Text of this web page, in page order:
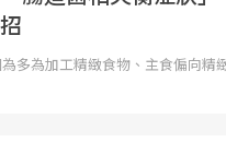
多為加工精緻食物、主食偏向精
向「健康照護」的新時代
如「健康台灣推動委員會
康新生活」，從講座、體
啟動你的健康革命！